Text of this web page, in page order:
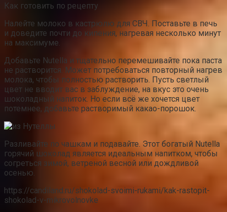
Как готовить по рецепту
Налейте молоко в кастрюлю для СВЧ. Поставьте в печь
и доведите почти до кипения, нагревая несколько минут
на максимуме.
Добавьте Nutella и тщательно перемешивайте пока паста
не растворится. Может потребоваться повторный нагрев
молока, чтобы полностью растворить. Пусть светлый
цвет не вводит вас в заблуждение, на вкус это очень
шоколадный напиток. Но если всё же хочется цвет
потемнее, добавьте растворимый какао-порошок.
Разливайте по чашкам и подавайте. Этот богатый Nutella
горячий шоколад является идеальным напитком, чтобы
согреться зимой, ветреной весной или дождливой
осенью.
https://candiland.ru/shokolad-svoimi-rukami/kak-rastopit-
shokolad-v-mikrovolnovke